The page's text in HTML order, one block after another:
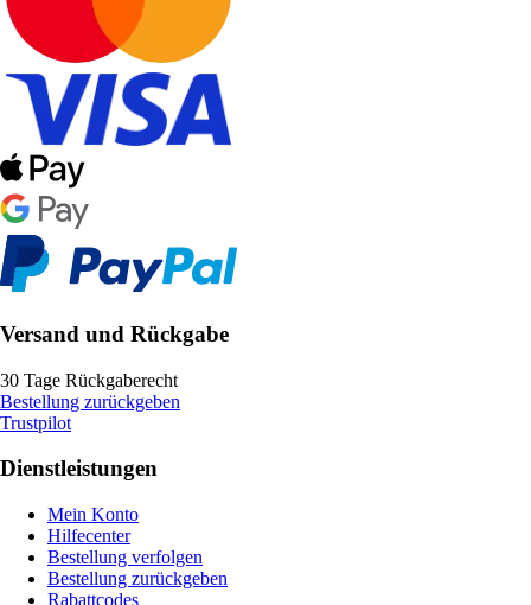
Versand und Rückgabe
30 Tage Rückgaberecht
Bestellung zurückgeben
Trustpilot
Dienstleistungen
Mein Konto
Hilfecenter
Bestellung verfolgen
Bestellung zurückgeben
Rabattcodes